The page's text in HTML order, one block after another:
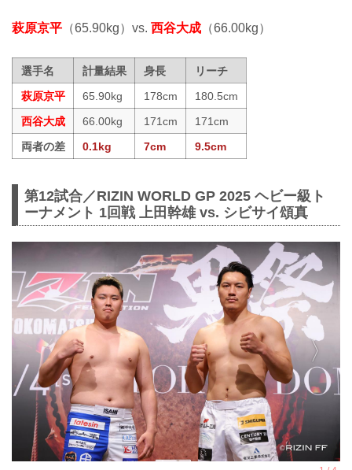
萩原京平 （65.90kg）vs. 西谷大成 （66.00kg）
選手名 計量結果 身長
リーチ
萩原京平
65.90kg 178cm
180.5cm
西谷大成
66.00kg 171cm
171cm
両者の差
0.1kg 7cm 9.5cm
第12試合／RIZIN WORLD GP 2025 ヘビー級ト
ーナメント 1回戦 上田幹雄 vs. シビサイ頌真